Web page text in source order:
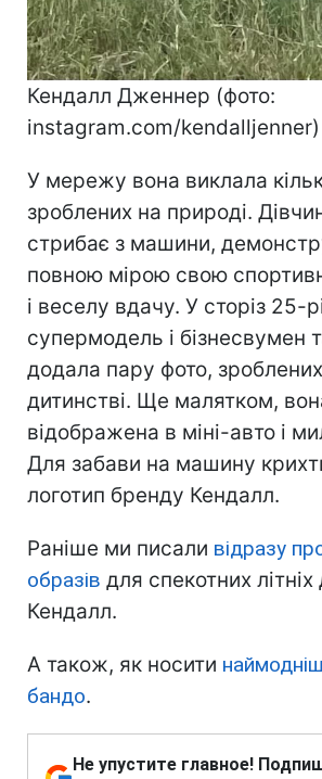
Кендалл Дженнер (фото:
instagram.com/kendalljenner)
У мережу вона виклала
зроблених на природі.
стрибає з машини,
повною мірою свою
і веселу вдачу. У сторіз 25-
супермодель і бізнесвумен
додала пару фото,
дитинстві. Ще малятком,
відображена в міні-авто і
Для забави на машину
логотип бренду Кендалл.
Раніше ми писали відразу
образів для спекотних літніх
Кендалл.
А також, як носити
бандо.
Не упустите главное!